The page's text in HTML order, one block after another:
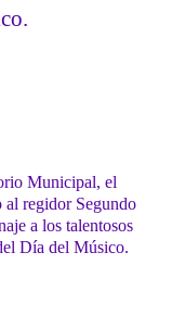
Municipal, el
regidor Segundo
a los talentosos
Día del Músico.